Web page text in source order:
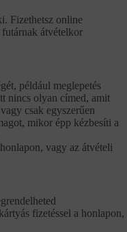
Fizethetsz online
átvételkor
például meglepetés
nincs olyan címed, amit
csak egyszerűen
mikor épp kézbesíti a
vagy az átvételi
fizetéssel a honlapon,